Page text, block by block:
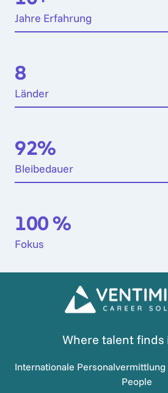
Jahre Erfahrung
8
Länder
92%
Bleibedauer
100 %
Fokus
Where talent finds
Internationale Personalvermittlung
People